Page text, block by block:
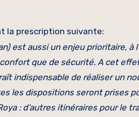
la prescription suivante:
est aussi un enjeu prioritaire, à
que de sécurité. A cet
indispensable de réaliser un
les dispositions seront prises
: d’autres itinéraires pour le